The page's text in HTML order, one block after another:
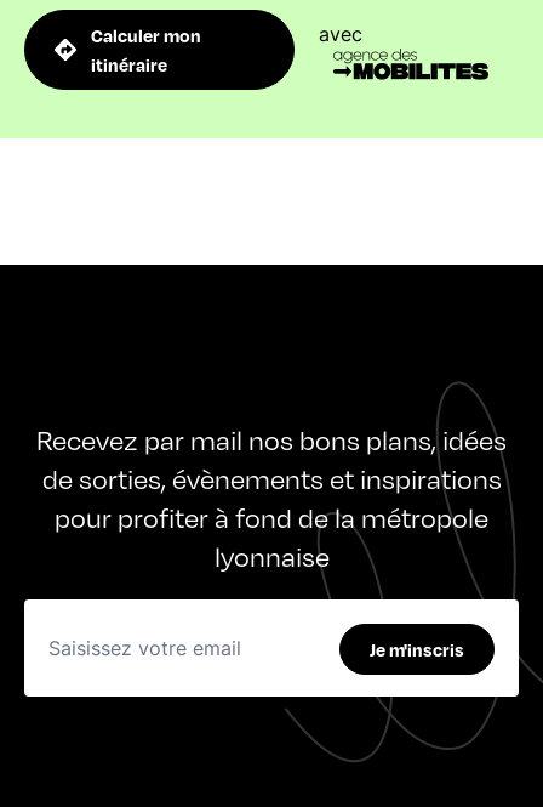
Calculer mon
itinéraire
avec
Recevez par mail nos bons plans, idées
de sorties, évènements et inspirations
pour profiter à fond de la métropole
lyonnaise
Je m'inscris